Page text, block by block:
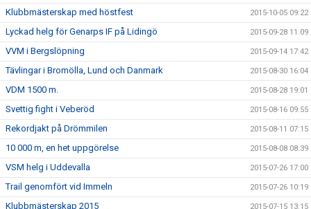
Klubbmästerskap med höstfest 2015-10-05 09:22
Lyckad helg för Genarps IF på Lidingö 2015-09-28 11:09
VVM i Bergslöpning 2015-09-14 17:42
Tävlingar i Bromölla, Lund och Danmark 2015-08-30 16:04
VDM 1500 m. 2015-08-28 19:01
Svettig fight i Veberöd 2015-08-16 09:55
Rekordjakt på Drömmilen 2015-08-11 07:15
10 000 m, en het uppgörelse 2015-08-08 08:39
VSM helg i Uddevalla 2015-07-26 17:00
Trail genomfört vid Immeln 2015-07-26 10:19
Klubbmästerskap 2015 2015-07-15 13:15